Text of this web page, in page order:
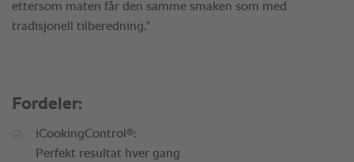
ettersom maten får den samme smaken som med
tradisjonell tilberedning."
Fordeler:
iCookingControl ®:
Perfekt resultat hver gang